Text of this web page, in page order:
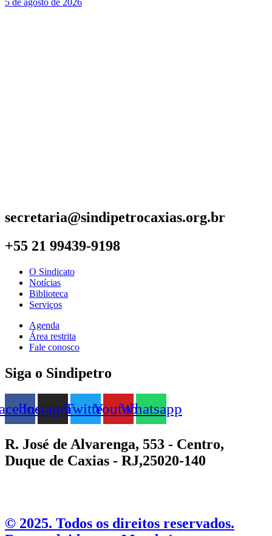
secretaria@sindipetrocaxias.org.br
+55 21 99439-9198
O Sindicato
Notícias
Biblioteca
Serviços
Agenda
Área restrita
Fale conosco
Siga o Sindipetro
InstagramTwitterYoutubeWhatsapp
R. José de Alvarenga, 553 - Centro,
Duque de Caxias - RJ,25020-140
©️ 2025. Todos os direitos reservados.